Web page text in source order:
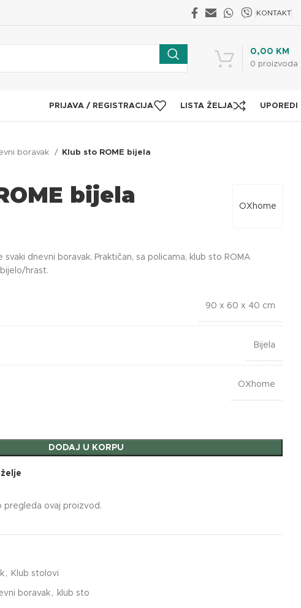
KONTAKT
0 proizvoda
0,00 KM
PRIJAVA / REGISTRACIJA LISTA ŽELJA UPOREDI
boravak Klub sto ROME bijela
OXhome
bijela
dnevni boravak. Praktičan, sa policama, klub sto ROMA
hrast.
90 x 60 x 40 cm
Bijela
OXhome
DODAJ U KORPU
pregleda ovaj proizvod.
, Klub stolovi
boravak , klub sto